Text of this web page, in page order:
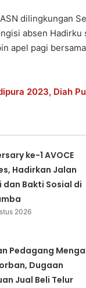
dilingkungan
absen Hadirku
apel pagi
2023, Diah
ke-1 AVOCE
Hadirkan Jalan
dan Bakti Sosial di
2026
Pedagang
Dugaan
Jual Beli Telur